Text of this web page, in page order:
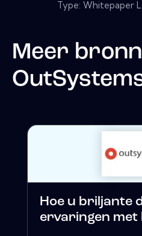
Type: Whitepaper
Meer
Hoe u briljante
ervaringen met